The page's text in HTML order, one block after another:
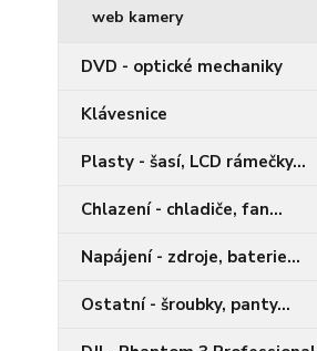
web kamery
DVD - optické mechaniky
Klávesnice
Plasty - šasí, LCD rámečky...
Chlazení - chladiče, fan...
Napájení - zdroje, baterie...
Ostatní - šroubky, panty...